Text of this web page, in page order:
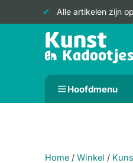
Alle artikelen zijn
Doorgaan
Hoofdmenu
Home / Winkel /